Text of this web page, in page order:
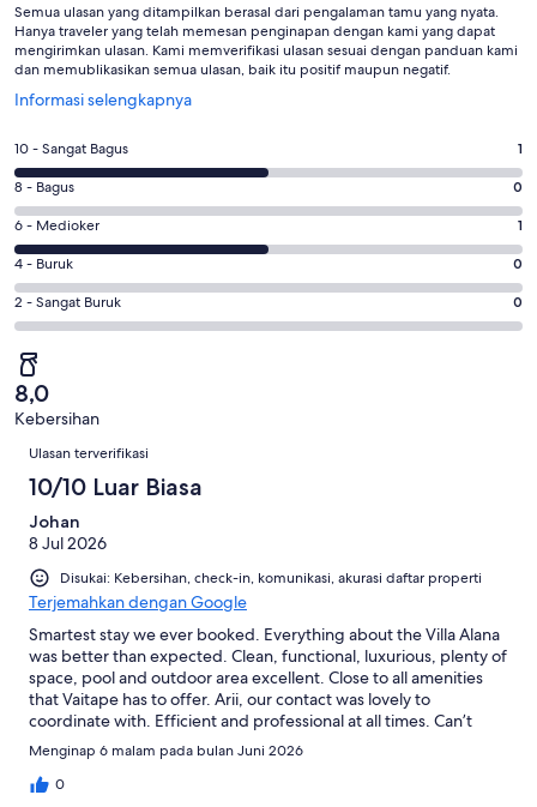
Semua ulasan yang ditampilkan berasal dari pengalaman tamu yang nyata.
Hanya traveler yang telah memesan penginapan dengan kami yang dapat
mengirimkan ulasan. Kami memverifikasi ulasan sesuai dengan panduan kami
dan memublikasikan semua ulasan, baik itu positif maupun negatif.
Informasi selengkapnya
Terbuka
jendela
baru
Penilaian
10
-
Sangat
Bagus.
dari
2
ulasan
10 - Sangat Bagus 1
Penilaian
8
-
Bagus.
0
dari
2
ulasan
8 - Bagus 0
Penilaian
6
-
Medioker.
1
dari
2
ulasan
6 - Medioker 1
Penilaian
4
-
0
dari
2
4 - Buruk 0
Penilaian
2
-
Sangat
Buruk.
0
dari
ulasan
2 - Sangat Buruk 0
8,0
Kebersihan
Ulasan
Ulasan terverifikasi
10/10 Luar Biasa
Johan
8 Jul 2026
Disukai: Kebersihan, check-in, komunikasi, akurasi daftar properti
Terjemahkan dengan Google
Smartest stay we ever booked. Everything about the Villa Alana
was better than expected. Clean, functional, luxurious, plenty of
space, pool and outdoor area excellent. Close to all amenities
that Vaitape has to offer. Arii, our contact was lovely to
coordinate with. Efficient and professional at all times. Can’t
recommend this property enough. Btw, house comes with
Geckos that are an absolute delight 😁
Menginap 6 malam pada bulan Juni 2026
0